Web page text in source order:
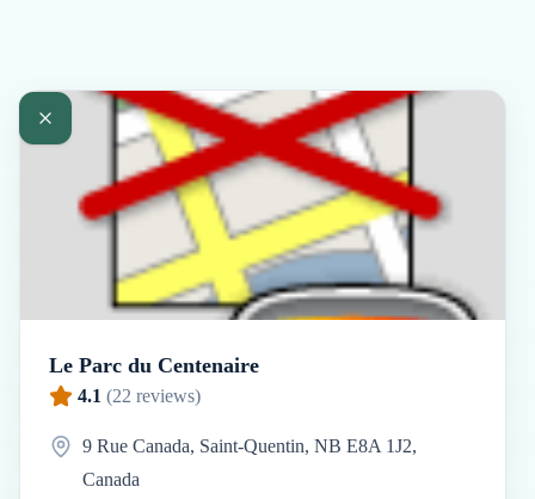
Le Parc du Centenaire
4.1 (22 reviews)
9 Rue Canada, Saint-Quentin, NB E8A 1J2,
Canada